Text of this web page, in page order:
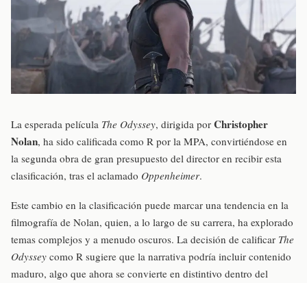
La esperada película The Odyssey, dirigida por Christopher
Nolan, ha sido calificada como R por la MPA, convirtiéndose en
la segunda obra de gran presupuesto del director en recibir esta
clasificación, tras el aclamado Oppenheimer.
Este cambio en la clasificación puede marcar una tendencia en la
filmografía de Nolan, quien, a lo largo de su carrera, ha explorado
temas complejos y a menudo oscuros. La decisión de calificar The
Odyssey como R sugiere que la narrativa podría incluir contenido
maduro, algo que ahora se convierte en distintivo dentro del